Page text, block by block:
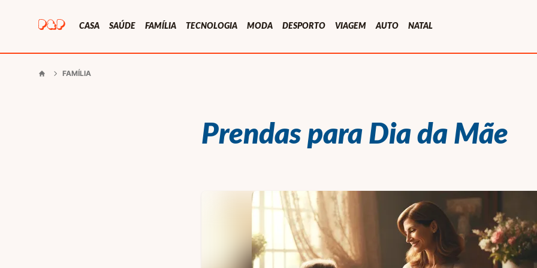
Presentes e Prendas
CASA SAÚDE FAMÍLIA TECNOLOGIA MODA DESPORTO VIAGEM AUTO NATAL
FAMÍLIA
Prendas para Dia da Mãe